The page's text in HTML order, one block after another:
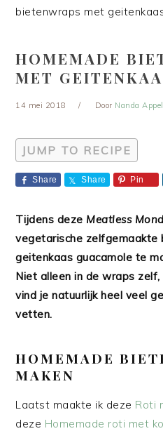
bietenwraps met
HOMEMADE
MET
14 mei 2018 Door Nanda
JUMP TO RECIPE
Share Share Pin
Tijdens deze Meatless
vegetarische zelfgemaakte
geitenkaas guacamole te
Niet alleen in de wraps
vind je natuurlijk heel veel
vetten.
HOMEMADE
MAKEN
Laatst maakte ik deze Roti
deze Homemade roti met